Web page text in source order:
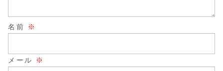
名前 ※
メール ※